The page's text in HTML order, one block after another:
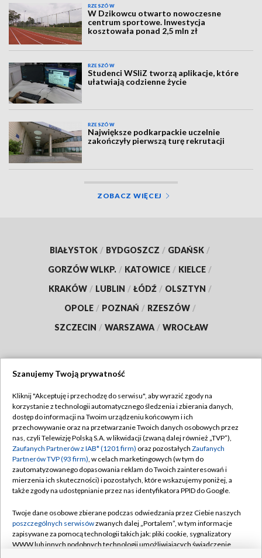
RZESZÓW
W Dzikowcu otwarto nowoczesne
centrum sportowe. Inwestycja
kosztowała ponad 2,5 mln zł
RZESZÓW
Studenci WSIiZ tworzą aplikacje, które
ułatwiają codzienne życie
RZESZÓW
Największe podkarpackie uczelnie
zakończyły pierwszą turę rekrutacji
ZOBACZ WIĘCEJ
BIAŁYSTOK / BYDGOSZCZ / GDAŃSK /
GORZÓW WLKP. / KATOWICE / KIELCE /
KRAKÓW / LUBLIN / ŁÓDŹ / OLSZTYN /
OPOLE / POZNAŃ / RZESZÓW /
SZCZECIN / WARSZAWA / WROCŁAW
TVP
Abonament TVP
Emisja w TVP
Centrum informacji TVP
Naziemna Telewizja Cyfrowa
Rada Programowa
System NOS
Regulamin TVP
Polityka prywatności
Moje zgody
Pomoc
Kontakt
Szanujemy Twoją prywatność
Kliknij "Akceptuję i przechodzę do serwisu", aby wyrazić zgody na
korzystanie z technologii automatycznego śledzenia i zbierania danych,
dostęp do informacji na Twoim urządzeniu końcowym i ich
przechowywanie oraz na przetwarzanie Twoich danych osobowych przez
nas, czyli Telewizję Polską S.A. w likwidacji (zwaną dalej również „TVP”),
Zaufanych Partnerów z IAB* (1201 firm) oraz pozostałych Zaufanych
Partnerów TVP (93 firm), w celach marketingowych (w tym do
zautomatyzowanego dopasowania reklam do Twoich zainteresowań i
mierzenia ich skuteczności) i pozostałych, które wskazujemy poniżej, a
także zgody na udostępnianie przez nas identyfikatora PPID do Google.
Twoje dane osobowe zbierane podczas odwiedzania przez Ciebie naszych
poszczególnych serwisówzwanych dalej „Portalem”, w tym informacje
zapisywane za pomocą technologii takich jak: pliki cookie, sygnalizatory
WWW lub innych podobnych technologii umożliwiających świadczenie